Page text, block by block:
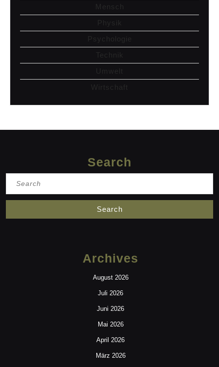
Mensch
Physik
Psychologie
Technik
Umwelt
Wirtschaft
Search
Archives
August 2026
Juli 2026
Juni 2026
Mai 2026
April 2026
März 2026